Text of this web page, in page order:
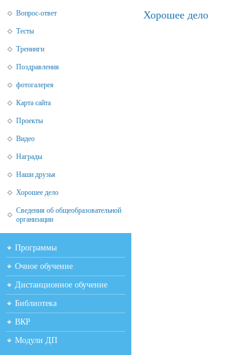
Вопрос-ответ
Тесты
Тренинги
Поздравления
фотогалерея
Карта сайта
Проекты
Видео
Награды
Наши друзья
Хорошее дело
Сведения об общеобразовательной
организации
Программы
Очное обучение
Дистанционное обучение
Библиотека
ВКР
Модули ДП
Хорошее дело